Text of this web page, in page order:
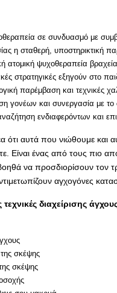
σε συνδυασμό με
η σταθερή, υποστηρικτική
ατομική ψυχοθεραπεία βραχεία
στρατηγικές εξηγούν στο
παρέμβαση και τεχνικές
γονέων και συνεργασία με το
ενδιαφερόντων και
ότι αυτά που νιώθουμε
Είναι ένας από τους πιο
να προσδιορίσουν τον
αγχογόνες
τεχνικές διαχείρισης
σκέψης
σκέψης